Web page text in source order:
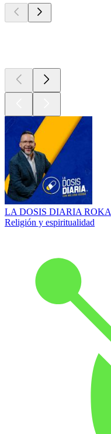
LA DOSIS DIARIA ROKA
Religión y espiritualidad